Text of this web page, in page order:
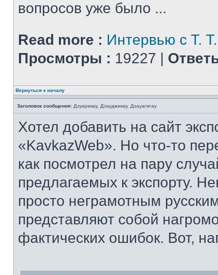
вопросов уже было ...
Read more : Интервью с Т.
Просмотры : 19227 |
Вернуться к началу
Заголовок сообщения: Дзуарикау, Дзауджикау, Дзауагигау
Хотел добавить на сайт
«KavkazWeb». Но что-то
как посмотрел на пару
предлагаемых к экспорту.
просто неграмотным
представляют собой
фактических ошибок. Вот,